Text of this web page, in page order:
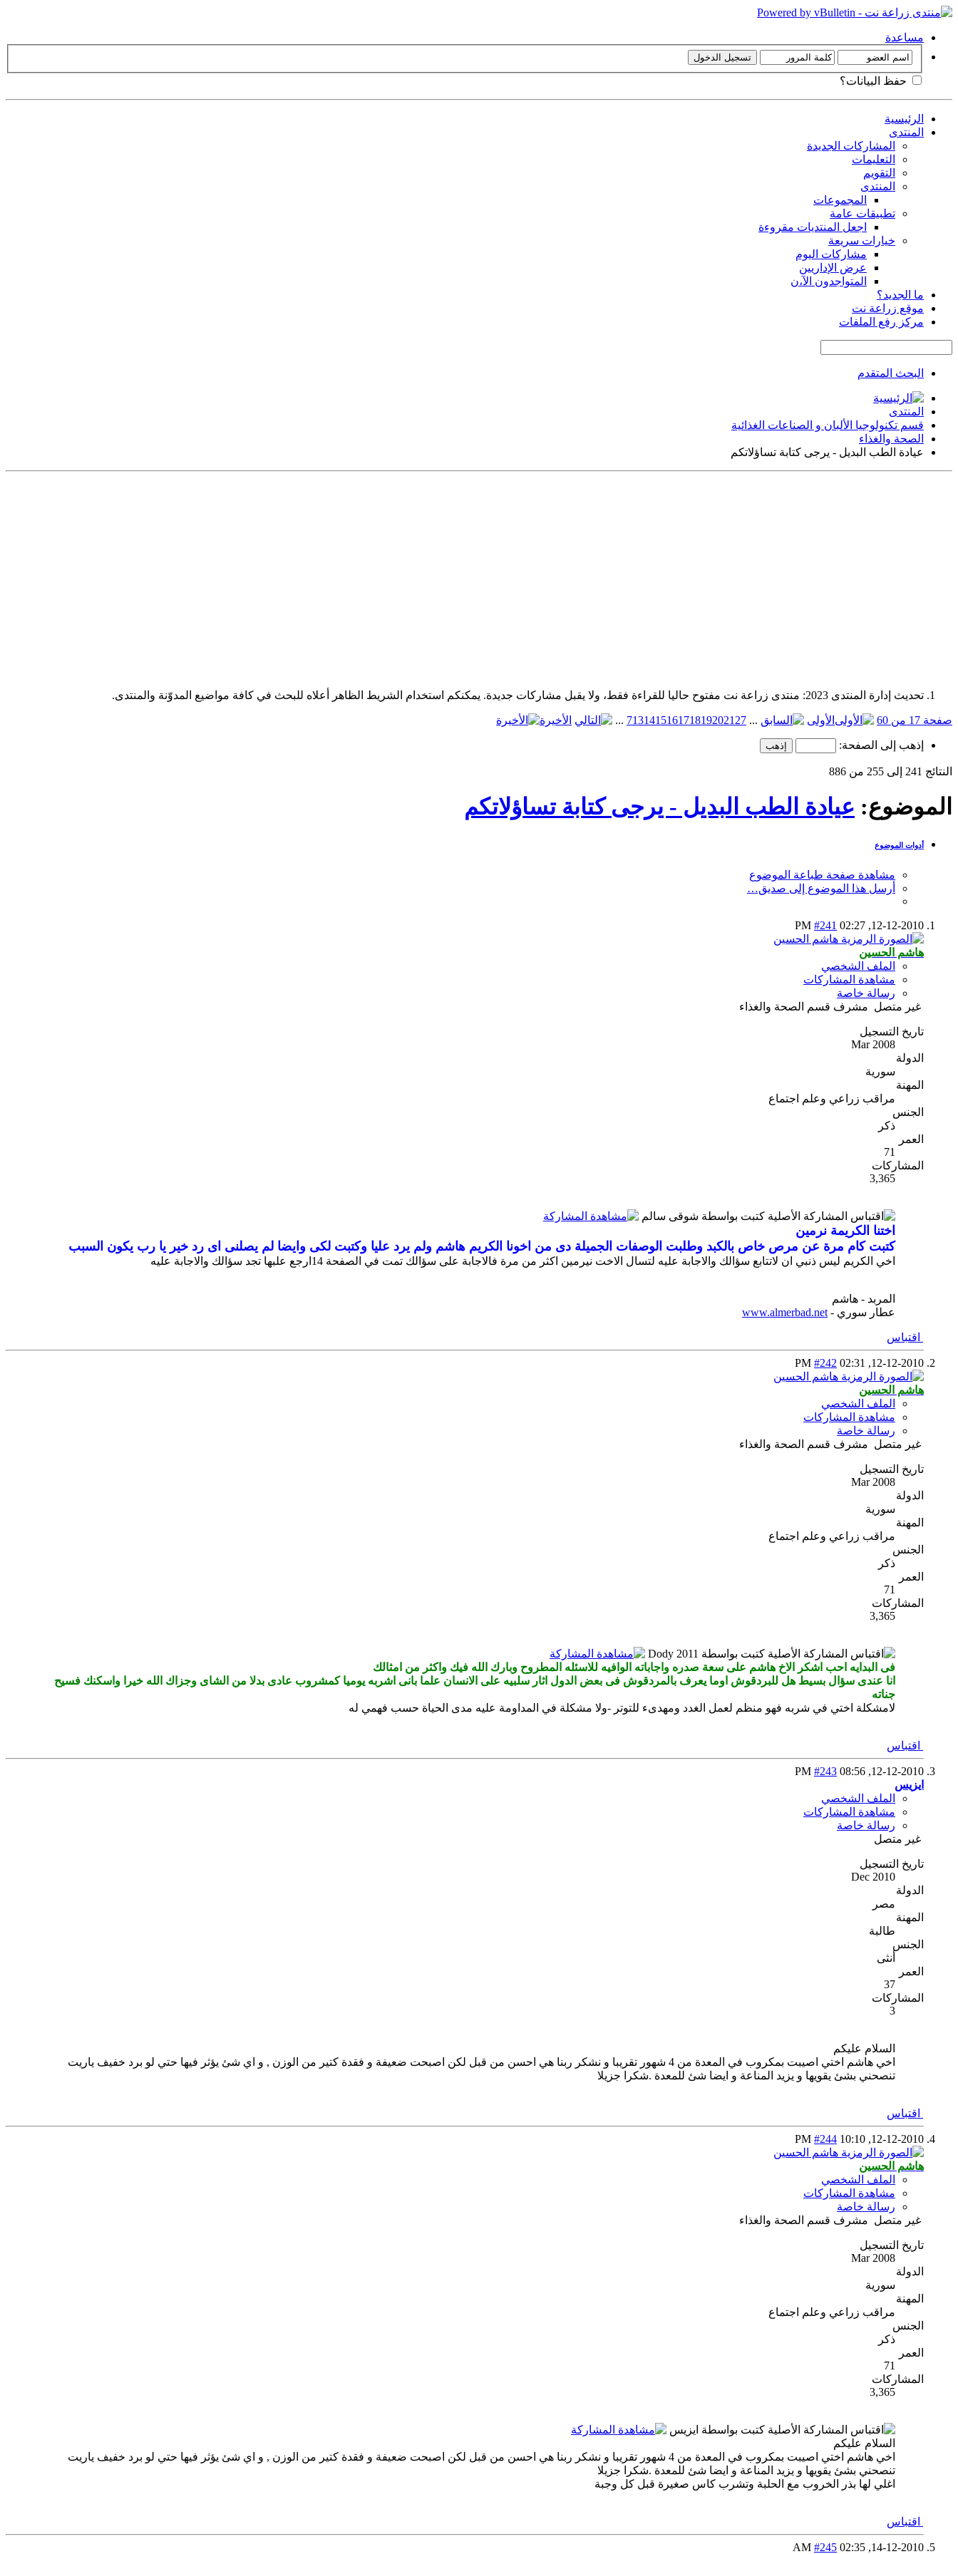
مساعدة
حفظ البيانات؟
الرئيسية
المنتدى
المشاركات الجديدة
التعليمات
التقويم
المنتدى
المجموعات
تطبيقات عامة
اجعل المنتديات مقروءة
خيارات سريعة
مشاركات اليوم
عرض الإداريين
المتواجدون الآ،ن
ما الجديد؟
موقع زراعة نت
مركز رفع الملفات
البحث المتقدم
المنتدى
قسم تكنولوجيا الألبان و الصناعات الغذائية
الصحة والغذاء
عيادة الطب البديل - يرجى كتابة تساؤلاتكم
تحديث إدارة المنتدى 2023: منتدى زراعة نت مفتوح حاليا للقراءة فقط، ولا يقبل مشاركات جديدة. يمكنكم استخدام الشريط الظاهر أعلاه للبحث في كافة مواضيع المدوّنة والمنتدى.
صفحة 17 من 60 الأولى ...
7131415161718192021 27
... الأخيرة
إذهب إلى الصفحة:
النتائج 241 إلى 255 من 886
الموضوع: عيادة الطب البديل - يرجى كتابة تساؤلاتكم
أدوات الموضوع
مشاهدة صفحة طباعة الموضوع
أرسل هذا الموضوع إلى صديق…
12-12-2010,
02:27 PM
#241
هاشم الحسين
الملف الشخصي
مشاهدة المشاركات
رسالة خاصة
غير متصل مشرف قسم الصحة والغذاء
تاريخ التسجيل
Mar 2008
الدولة
سورية
المهنة
مراقب زراعي وعلم اجتماع
الجنس
ذكر
العمر
71
المشاركات
3,365
المشاركة الأصلية كتبت بواسطة شوقى سالم
اختنا الكريمة نرمين
كتبت كام مرة عن مرص خاص بالكبد وطلبت الوصفات الجميلة دى من اخونا الكريم هاشم ولم يرد عليا وكتبت لكى وايضا لم يصلنى اى رد خير يا رب يكون السبب
اخي الكريم ليس ذنبي ان لاتتابع سؤالك والاجابة عليه لتسال الاخت نيرمين اكثر من مرة فالاجابة على سؤالك تمت في الصفحة 14ارجع علبها تجد سؤالك والاجابة عليه
المربد - هاشم
عطار سوري - www.almerbad.net
اقتباس
12-12-2010,
02:31 PM
#242
هاشم الحسين
الملف الشخصي
مشاهدة المشاركات
رسالة خاصة
غير متصل مشرف قسم الصحة والغذاء
تاريخ التسجيل
Mar 2008
الدولة
سورية
المهنة
مراقب زراعي وعلم اجتماع
الجنس
ذكر
العمر
71
المشاركات
3,365
المشاركة الأصلية كتبت بواسطة Dody 2011
فى البدايه احب اشكر الاخ هاشم على سعة صدره واجاباته الوافيه للاسئله المطروح وبارك الله فيك واكثر من امثالك
انا عندى سؤال بسيط هل للبردقوش اوما يعرف بالمردقوش فى بعض الدول اثار سلبيه على الانسان علما بانى اشربه يوميا كمشروب عادى بدلا من الشاى وجزاك الله خيرا واسكنك فسيح
جناته
لامشكلة اختي في شربه فهو منظم لعمل الغدد ومهدىء للتوتر -ولا مشكلة في المداومة عليه مدى الحياة حسب فهمي له
اقتباس
12-12-2010,
08:56 PM
#243
ايزيس
الملف الشخصي
مشاهدة المشاركات
رسالة خاصة
غير متصل
تاريخ التسجيل
Dec 2010
الدولة
مصر
المهنة
طالبة
الجنس
أنثى
العمر
37
المشاركات
3
السلام عليكم
اخي هاشم اختي اصيبت بمكروب في المعدة من 4 شهور تقريبا و نشكر ربنا هي احسن من قبل لكن اصبحت ضعيفة و فقدة كتير من الوزن , و اي شئ يؤثر فيها حتي لو برد خفيف ياريت
تنصحني بشئ يقويها و يزيد المناعة و ايضا شئ للمعدة .شكرا جزيلا
اقتباس
12-12-2010,
10:10 PM
#244
هاشم الحسين
الملف الشخصي
مشاهدة المشاركات
رسالة خاصة
غير متصل مشرف قسم الصحة والغذاء
تاريخ التسجيل
Mar 2008
الدولة
سورية
المهنة
مراقب زراعي وعلم اجتماع
الجنس
ذكر
العمر
71
المشاركات
3,365
المشاركة الأصلية كتبت بواسطة ايزيس
السلام عليكم
اخي هاشم اختي اصيبت بمكروب في المعدة من 4 شهور تقريبا و نشكر ربنا هي احسن من قبل لكن اصبحت ضعيفة و فقدة كتير من الوزن , و اي شئ يؤثر فيها حتي لو برد خفيف ياريت
تنصحني بشئ يقويها و يزيد المناعة و ايضا شئ للمعدة .شكرا جزيلا
اغلي لها بذر الخروب مع الحلبة وتشرب كاس صغيرة قبل كل وجبة
اقتباس
14-12-2010,
02:35 AM
#245